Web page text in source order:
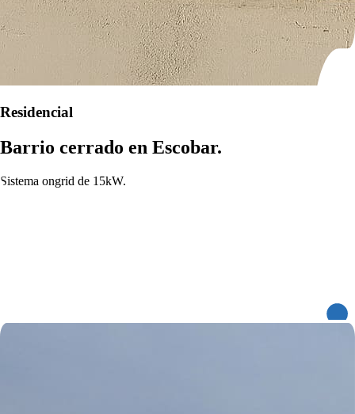
Residencial
Barrio cerrado en Escobar.
Sistema ongrid de 15kW.